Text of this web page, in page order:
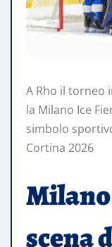
A Rho il torneo
la Milano Ice
simbolo
Cortina 2026
scena